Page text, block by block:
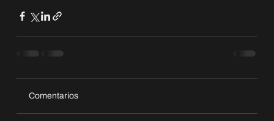
Comentarios